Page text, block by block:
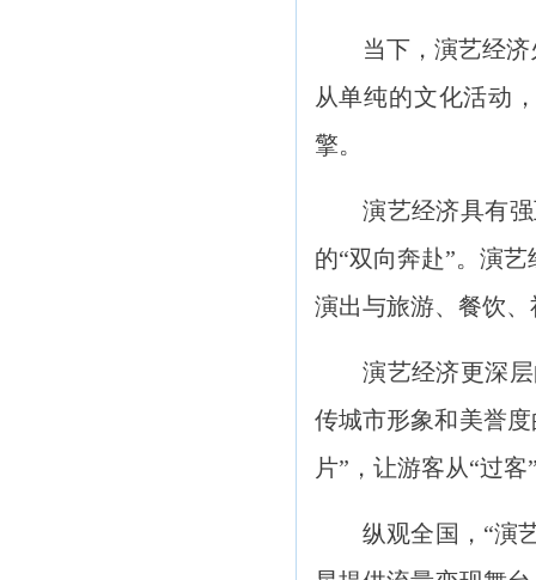
当下，演艺经济火
从单纯的文化活动
擎。
演艺经济具有强
的“双向奔赴”。演
演出与旅游、餐饮
演艺经济更深层
传城市形象和美誉
片”，让游客从“过
纵观全国，“演艺